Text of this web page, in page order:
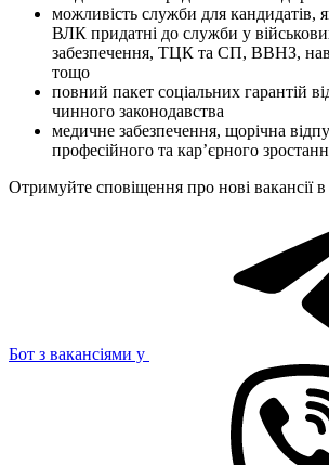
можливість служби для кандидатів,
ВЛК придатні до служби у
забезпечення, ТЦК та СП, ВВНЗ,
тощо
повний пакет соціальних гарантій
чинного законодавства
медичне забезпечення, щорічна
професійного та кар’єрного
Отримуйте сповіщення про нові вакансії
Бот з вакансіями у